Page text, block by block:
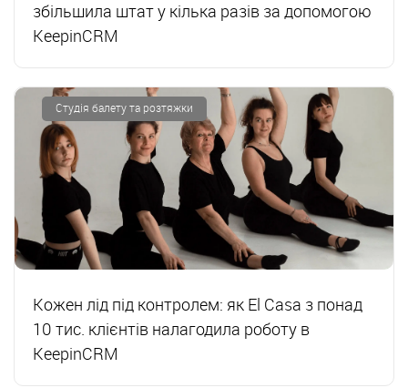
збільшила штат у кілька разів за допомогою
KeepinCRM
Кожен лід під контролем: як El Casa з понад
10 тис. клієнтів налагодила роботу в
KeepinCRM
Студія балету та розтяжки